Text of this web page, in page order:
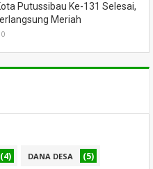
Putussibau Ke-131 Selesai,
Meriah
0
(4) DANA DESA (5)